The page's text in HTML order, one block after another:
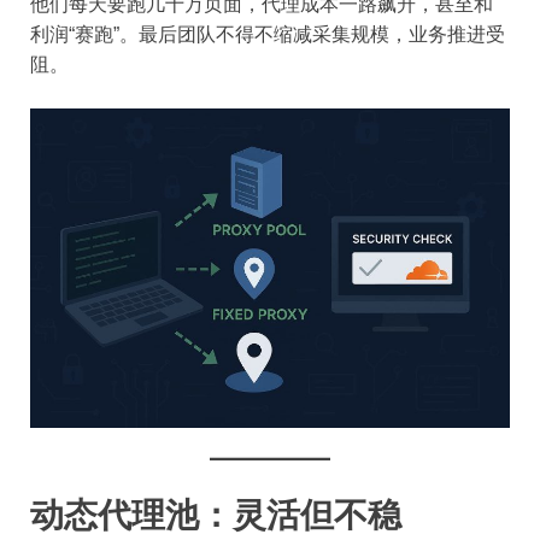
他们每天要跑几十万页面，代理成本一路飙升，甚至和
利润“赛跑”。最后团队不得不缩减采集规模，业务推进受
阻。
动态代理池：灵活但不稳